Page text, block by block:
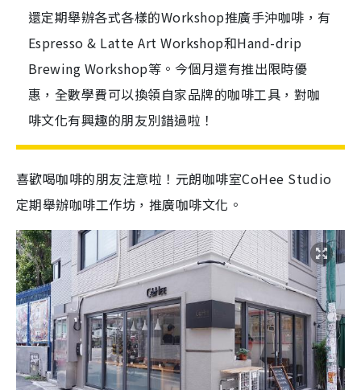
還定期舉辦各式各樣的Workshop推廣手沖咖啡，有
Espresso & Latte Art Workshop和Hand-drip
Brewing Workshop等。今個月還有推出限時優
惠，全數學費可以換領自家品牌的咖啡工具，對咖
啡文化有興趣的朋友別錯過啦！
喜歡喝咖啡的朋友注意啦！元朗咖啡室CoHee Studio
定期舉辦咖啡工作坊，推廣咖啡文化。